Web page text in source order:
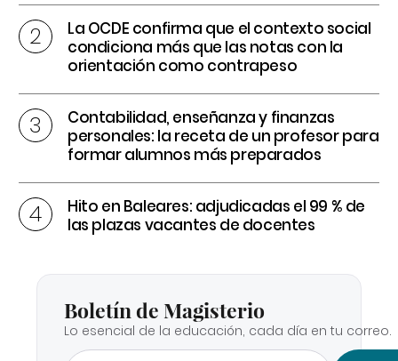
La OCDE confirma que el contexto social
condiciona más que las notas con la
orientación como contrapeso
Contabilidad, enseñanza y finanzas
personales: la receta de un profesor para
formar alumnos más preparados
Hito en Baleares: adjudicadas el 99 % de
las plazas vacantes de docentes
Boletín de Magisterio
Lo esencial de la educación, cada día en tu correo.